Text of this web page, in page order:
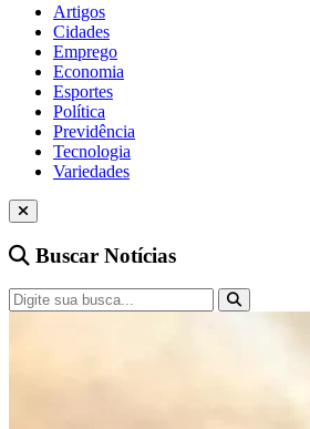
Artigos
Cidades
Emprego
Economia
Esportes
Política
Previdência
Tecnologia
Variedades
Buscar Notícias